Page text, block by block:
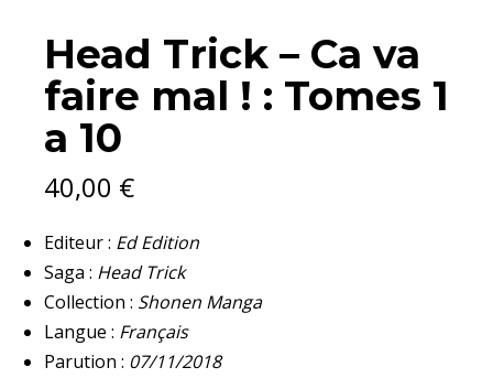
Head Trick – Ca va
faire mal ! : Tomes 1
a 10
40,00 €
Editeur : Ed Edition
Saga : Head Trick
Collection : Shonen Manga
Langue : Français
Parution : 07/11/2018
VA
FAIRE
MAL
TOMES
10